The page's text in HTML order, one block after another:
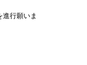
行願いま